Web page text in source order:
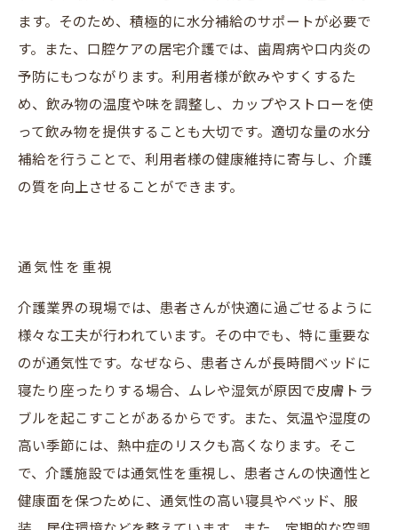
ます。そのため、積極的に水分補給のサポートが必要で
す。また、口腔ケアの居宅介護では、歯周病や口内炎の
予防にもつながります。利用者様が飲みやすくするた
め、飲み物の温度や味を調整し、カップやストローを使
って飲み物を提供することも大切です。適切な量の水分
補給を行うことで、利用者様の健康維持に寄与し、介護
の質を向上させることができます。
通気性を重視
介護業界の現場では、患者さんが快適に過ごせるように
様々な工夫が行われています。その中でも、特に重要な
のが通気性です。なぜなら、患者さんが長時間ベッドに
寝たり座ったりする場合、ムレや湿気が原因で皮膚トラ
ブルを起こすことがあるからです。また、気温や湿度の
高い季節には、熱中症のリスクも高くなります。そこ
で、介護施設では通気性を重視し、患者さんの快適性と
健康面を保つために、通気性の高い寝具やベッド、服